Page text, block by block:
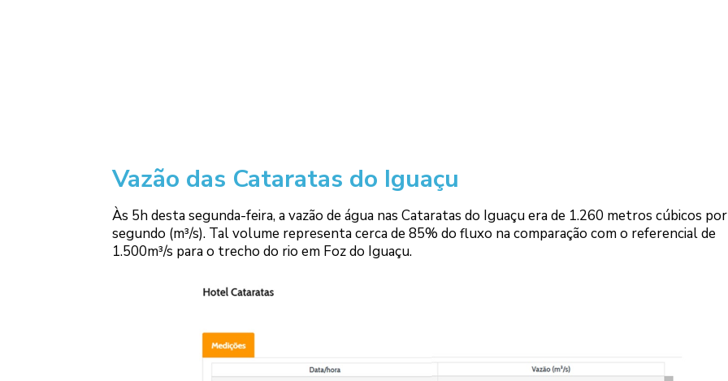
Vazão das Cataratas do Iguaçu
Às 5h desta segunda-feira, a vazão de água nas Cataratas do Iguaçu era de 1.260 metros cúbicos por
segundo (m³/s). Tal volume representa cerca de 85% do fluxo na comparação com o referencial de
1.500m³/s para o trecho do rio em Foz do Iguaçu.